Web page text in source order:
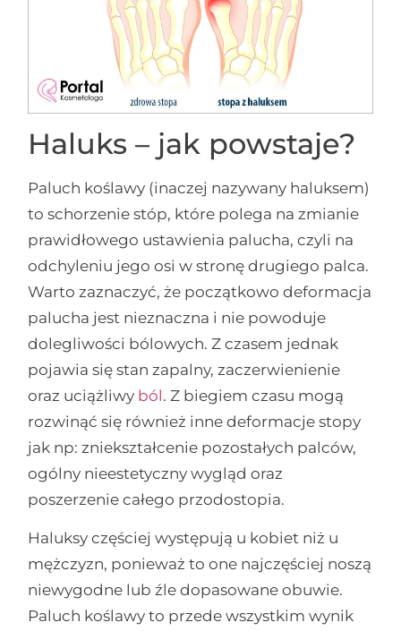
Haluks – jak powstaje?
Paluch koślawy (inaczej nazywany haluksem)
to schorzenie stóp, które polega na zmianie
prawidłowego ustawienia palucha, czyli na
odchyleniu jego osi w stronę drugiego palca.
Warto zaznaczyć, że początkowo deformacja
palucha jest nieznaczna i nie powoduje
dolegliwości bólowych. Z czasem jednak
pojawia się stan zapalny, zaczerwienienie
oraz uciążliwy ból. Z biegiem czasu mogą
rozwinąć się również inne deformacje stopy
jak np: zniekształcenie pozostałych palców,
ogólny nieestetyczny wygląd oraz
poszerzenie całego przodostopia.
Haluksy częściej występują u kobiet niż u
mężczyzn, ponieważ to one najczęściej noszą
niewygodne lub źle dopasowane obuwie.
Paluch koślawy to przede wszystkim wynik